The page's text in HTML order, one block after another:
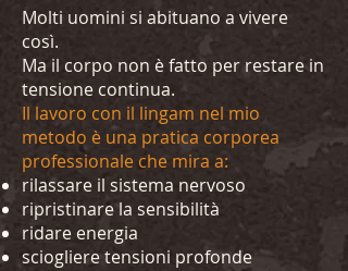
Molti uomini si abituano a vivere
così.
Ma il corpo non è fatto per restare in
tensione continua.
Il lavoro con il lingam nel mio
metodo è una pratica corporea
professionale che mira a:
rilassare il sistema nervoso
ripristinare la sensibilità
ridare energia
sciogliere tensioni profonde